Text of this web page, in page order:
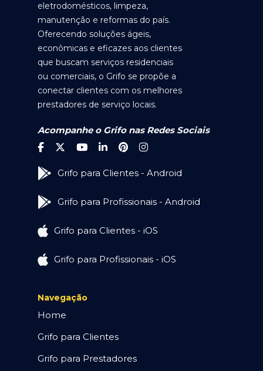
eletrodomésticos, limpeza,
manutenção e reformas do país.
Oferecendo soluções ágeis,
econômicas e eficazes aos clientes
que buscam serviços residenciais
ou comerciais, o Grifo se propõe a
conectar clientes com os melhores
prestadores de serviço locais.
Acompanhe o Grifo nas Redes Sociais
Grifo para Clientes - Android
Grifo para Profissionais - Android
Grifo para Clientes - iOS
Grifo para Profissionais - iOS
Navegação
Home
Grifo para Clientes
Grifo para Prestadores